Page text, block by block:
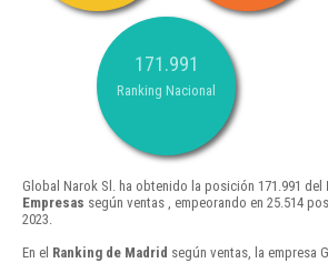
171.991
Ranking Nacional
Global Narok Sl. ha obtenido la posición 171.991 del
Empresas según ventas , empeorando en 25.514
2023.
En el Ranking de Madrid según ventas, la empresa